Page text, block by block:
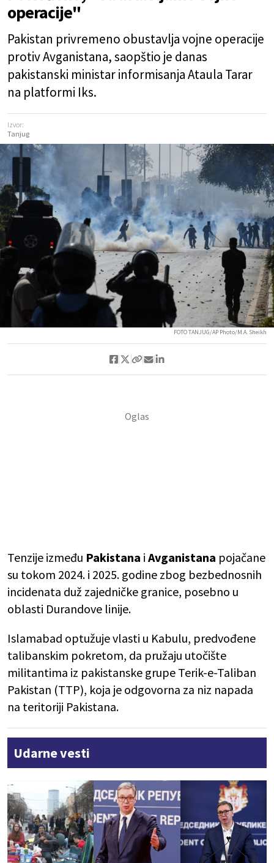
operacije"
Pakistan privremeno obustavlja vojne operacije
protiv Avganistana, saopštio je danas
pakistanski ministar informisanja Ataula Tarar
na platformi Iks.
Izvor:
Tanjug
FOTO TANJUG/AP Photo/M.A. Sheikh
Tenzije između Pakistana i Avganistana pojačane
su tokom 2024. i 2025. godine zbog bezbednosnih
incidenata duž zajedničke granice, posebno u
oblasti Durandove linije.
Islamabad optužuje vlasti u Kabulu, predvođene
talibanskim pokretom, da pružaju utočište
militantima iz pakistanske grupe Terik-e-Taliban
Pakistan (TTP), koja je odgovorna za niz napada
na teritoriji Pakistana.
Udarne vesti